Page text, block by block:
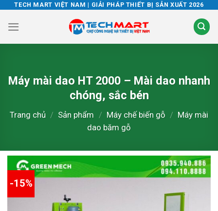
Skip
content
TECH MART VIỆT NAM | GIẢI PHÁP THIẾT BỊ SẢN XUẤT 2026
Máy mài dao HT 2000 – Mài dao nhanh
chóng, sắc bén
Trang chủ / Sản phẩm / Máy chế biến gỗ / Máy mài
dao băm gỗ
-15%